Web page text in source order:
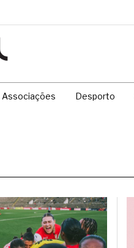
Associações Desporto